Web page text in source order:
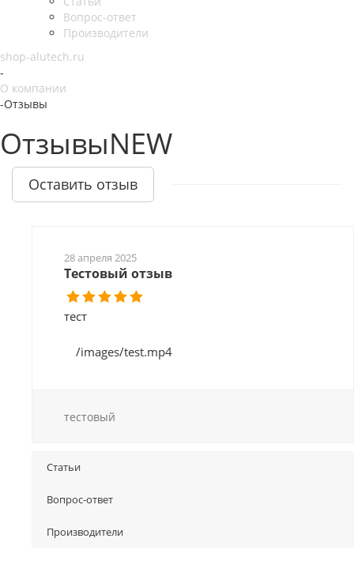
Вопрос-ответ
Производители
shop-alutech.ru
-
О компании
-Отзывы
ОтзывыNEW
Оставить отзыв
28 апреля 2025
Тестовый отзыв
тест
/images/test.mp4
тестовый
Статьи
Вопрос-ответ
Производители